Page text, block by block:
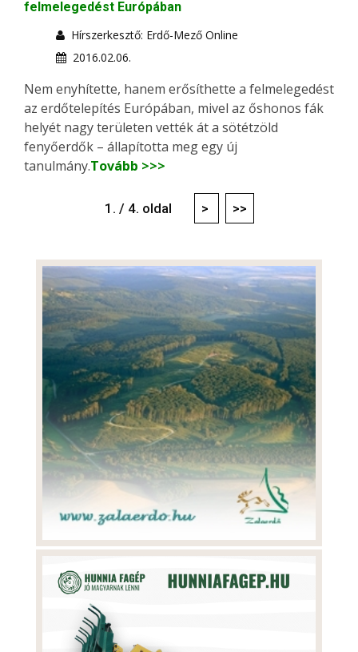
felmelegedést Európában
Hírszerkesztő: Erdő-Mező Online
2016.02.06.
Nem enyhítette, hanem erősíthette a felmelegedést
az erdőtelepítés Európában, mivel az őshonos fák
helyét nagy területen vették át a sötétzöld
fenyőerdők – állapította meg egy új
tanulmány.Tovább >>>
1. / 4. oldal > >>